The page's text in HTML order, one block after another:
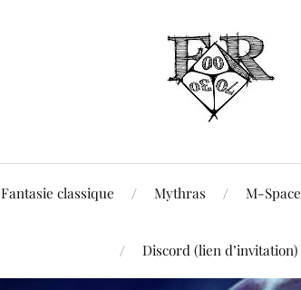
Fantasie classique Mythras M-Space
Discord (lien d’invitation)